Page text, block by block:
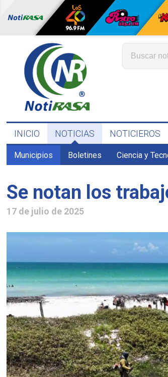
INICIO NOTICIAS NOTICIEROS
Municipios Boletines Ciencia y
Se notan los
17 de julio de 2025